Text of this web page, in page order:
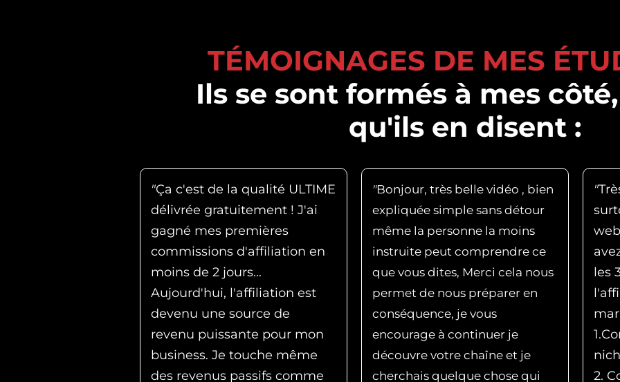
TÉMOIGNAGES DE MES
Ils se sont formés à mes
qu'ils en disent :
"Ça c'est de la qualité ULTIME
délivrée gratuitement ! J'ai
gagné mes premières
commissions d'affiliation en
moins de 2 jours...
Aujourd'hui, l'affiliation est
devenu une source de
revenu puissante pour mon
business. Je touche même
des revenus passifs comme
"Bonjour, très belle vidéo , bien
expliquée simple sans détour
même la personne la moins
instruite peut comprendre ce
que vous dites, Merci cela nous
permet de nous préparer en
conséquence, je vous
encourage à continuer je
découvre votre chaîne et je
cherchais quelque chose qui
"
les
2.